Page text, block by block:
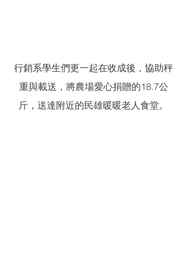
行銷系學生們更一起在收成後，協助秤
重與載送，將農場愛心捐贈的18.7公
斤，送達附近的民雄暖暖老人食堂。